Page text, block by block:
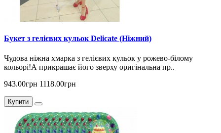
Букет з гелієвих кульок Delicate (Ніжний)
Чудова ніжна хмарка з гелієвих кульок у рожево-білому
кольорі!А прикрашає його зверху оригінальна пр..
943.00грн 1118.00грн
Купити